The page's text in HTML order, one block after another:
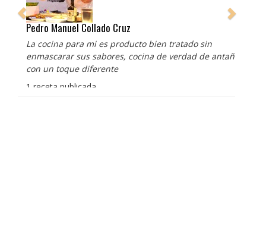
Pedro Manuel Collado Cruz
La cocina para mi es producto bien tratado sin
enmascarar sus sabores, cocina de verdad de antaño
con un toque diferente
1 receta publicada